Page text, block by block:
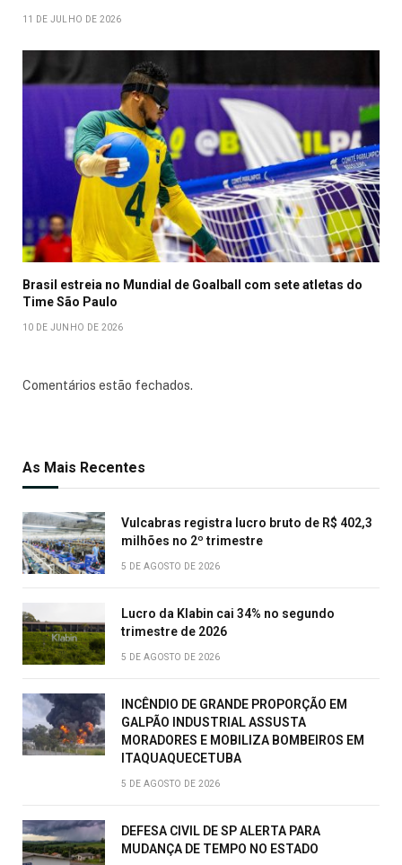
11 DE JULHO DE 2026
Brasil estreia no Mundial de Goalball com sete atletas do
Time São Paulo
10 DE JUNHO DE 2026
Comentários estão fechados.
As Mais Recentes
Vulcabras registra lucro bruto de R$ 402,3
milhões no 2º trimestre
5 DE AGOSTO DE 2026
Lucro da Klabin cai 34% no segundo
trimestre de 2026
5 DE AGOSTO DE 2026
INCÊNDIO DE GRANDE PROPORÇÃO EM
GALPÃO INDUSTRIAL ASSUSTA
MORADORES E MOBILIZA BOMBEIROS EM
ITAQUAQUECETUBA
5 DE AGOSTO DE 2026
DEFESA CIVIL DE SP ALERTA PARA
MUDANÇA DE TEMPO NO ESTADO